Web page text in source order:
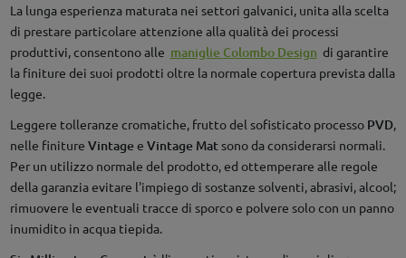
La lunga esperienza maturata nei settori galvanici, unita alla scelta
di prestare particolare attenzione alla qualità dei processi
produttivi, consentono alle maniglie Colombo Design di garantire
la finiture dei suoi prodotti oltre la normale copertura prevista dalla
legge.
Leggere tolleranze cromatiche, frutto del sofisticato processoPVD,
nelle finiture Vintagee Vintage Matsono da considerarsi normali.
Per un utilizzo normale del prodotto, ed ottemperare alle regole
della garanzia evitare l'impiego di sostanze solventi, abrasivi, alcool;
rimuovere le eventuali tracce di sporco e polvere solo con un panno
inumidito in acqua tiepida.